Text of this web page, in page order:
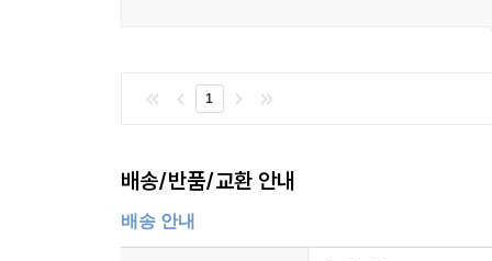
1
배송/반품/교환 안내
배송 안내